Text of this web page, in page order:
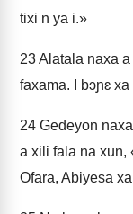
tixi n ya i.»
23Alatala naxa a
faxama. I bɔɲɛ xa
24 Gedeyon
a xili fala na xun,
Ofara, Abiyesa